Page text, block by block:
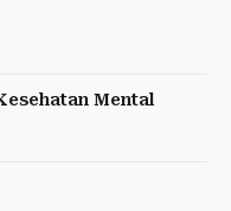
Mental